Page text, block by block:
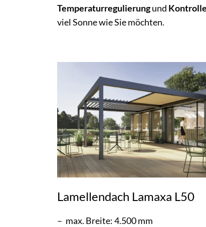
Temperaturregulierungund
viel Sonne wie Sie möchten.
Lamellendach Lamaxa L50
max. Breite: 4.500 mm